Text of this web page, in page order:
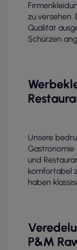
zu versehen.
Qualität
Schürzen
Unsere
Gastronomie
und
komfortabel
haben
P&M